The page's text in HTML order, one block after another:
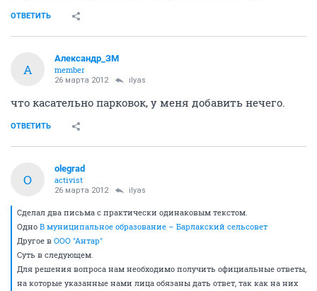
ОТВЕТИТЬ
А
Александр_ЗМ
member
26 марта 2012 ilyas
что касательно парковок, у меня добавить нечего.
ОТВЕТИТЬ
O
olegrad
activist
26 марта 2012 ilyas
Сделал два письма с практически одинаковым текстом.
Одно В муниципальное образование – Барлакский сельсовет
Другое в ООО "Антар"
Суть в следующем.
Для решения вопроса нам необходимо получить официальные ответы,
на которые указанные нами лица обязаны дать ответ, так как на них